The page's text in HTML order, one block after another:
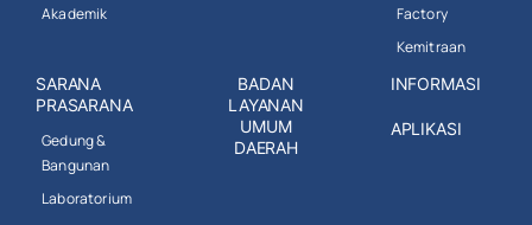
Akademik
Factory
Kemitraan
SARANA
PRASARANA
Gedung &
Bangunan
Laboratorium
BADAN
LAYANAN
UMUM
DAERAH
INFORMASI
APLIKASI